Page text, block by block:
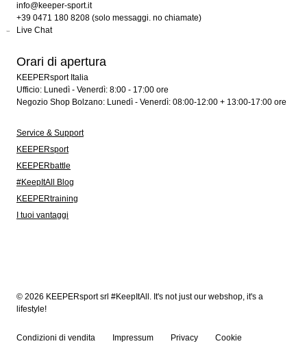
info@keeper-sport.it
+39 0471 180 8208 (solo messaggi. no chiamate)
Live Chat
Orari di apertura
KEEPERsport Italia
Ufficio: Lunedì - Venerdì: 8:00 - 17:00 ore
Negozio Shop Bolzano: Lunedì - Venerdì: 08:00-12:00 + 13:00-17:00 ore
Service & Support
KEEPERsport
KEEPERbattle
#KeepItAll Blog
KEEPERtraining
I tuoi vantaggi
© 2026 KEEPERsport srl #KeepItAll. It's not just our webshop, it's a
lifestyle!
Condizioni di vendita Impressum Privacy Cookie